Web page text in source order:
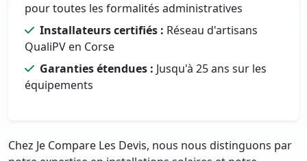
pour toutes les formalités administratives
Installateurs certifiés : Réseau d'artisans
QualiPV en Corse
Garanties étendues : Jusqu'à 25 ans sur les
équipements
Chez Je Compare Les Devis, nous nous distinguons par